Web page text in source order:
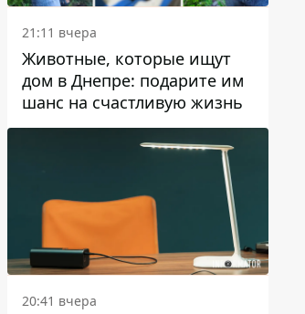
21:11 вчера
Животные, которые ищут
дом в Днепре: подарите им
шанс на счастливую жизнь
20:41 вчера